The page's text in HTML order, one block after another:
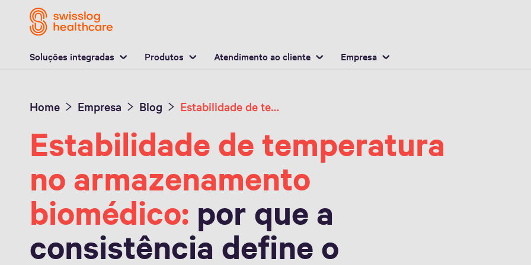
Soluções integradas Produtos Atendimento ao cliente Empresa
Home Empresa Blog Estabilidade de temperatura no armazenamento biomédico
Estabilidade de temperatura
no armazenamento
biomédico: por que a
consistência define o